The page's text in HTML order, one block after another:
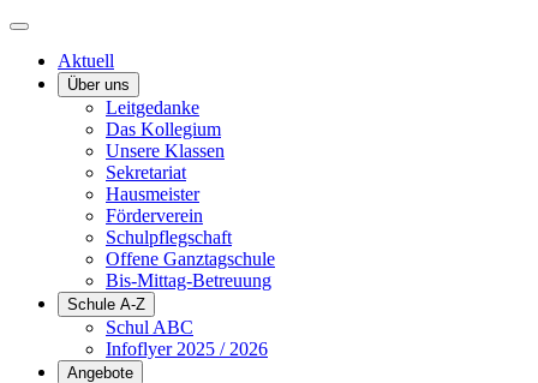
Aktuell
Über uns
Leitgedanke
Das Kollegium
Unsere Klassen
Sekretariat
Hausmeister
Förderverein
Schulpflegschaft
Offene Ganztagschule
Bis-Mittag-Betreuung
Schule A-Z
Schul ABC
Infoflyer 2025 / 2026
Angebote